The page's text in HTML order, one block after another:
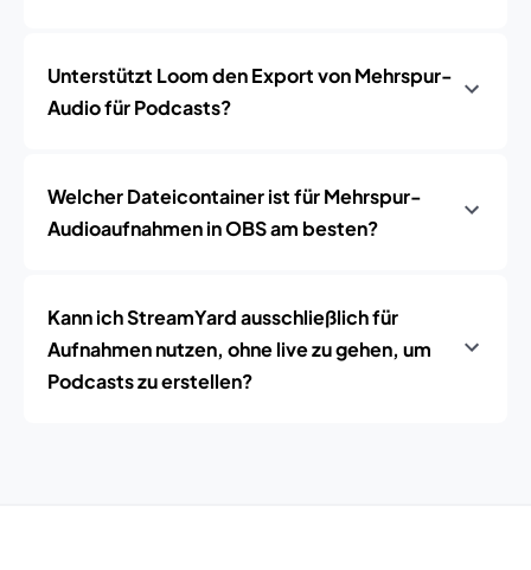
Unterstützt Loom den Export von Mehrspur-
Audio für Podcasts?
Welcher Dateicontainer ist für Mehrspur-
Audioaufnahmen in OBS am besten?
Kann ich StreamYard ausschließlich für
Aufnahmen nutzen, ohne live zu gehen, um
Podcasts zu erstellen?